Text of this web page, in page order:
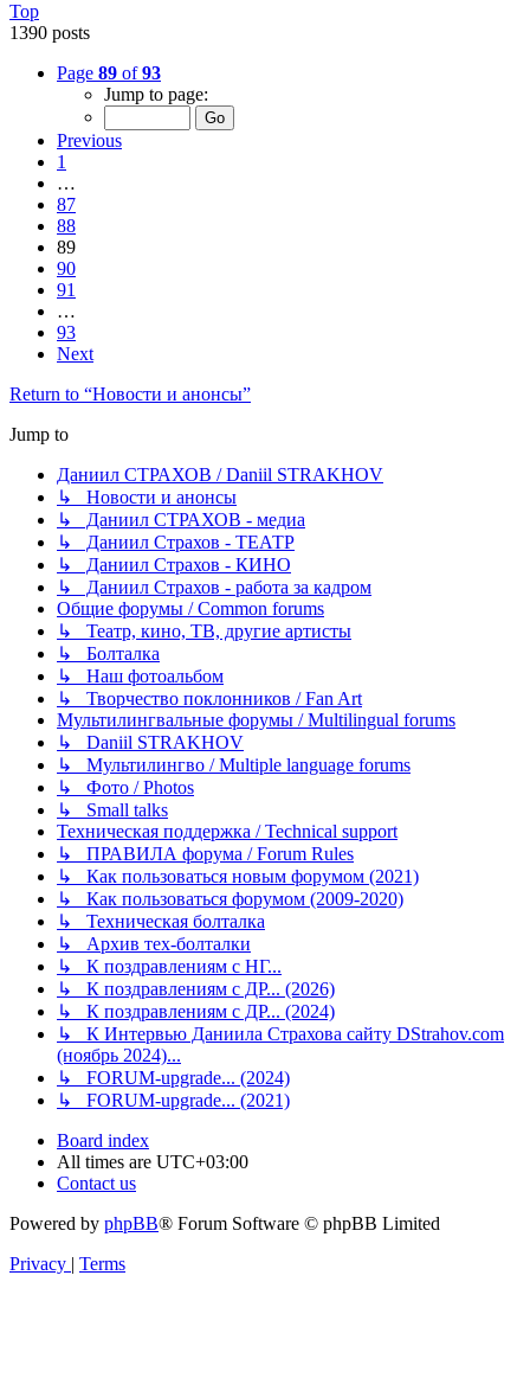
Top
1390 posts
Page 89 of93
Jump to page:
Previous
1
…
87
88
89
90
91
…
93
Next
Return to “Новости и анонсы”
Jump to
Даниил СТРАХОВ / Daniil STRAKHOV
↳ Новости и анонсы
↳ Даниил СТРАХОВ - медиа
↳ Даниил Страхов - ТЕАТР
↳ Даниил Страхов - КИНО
↳ Даниил Страхов - работа за кадром
Общие форумы / Common forums
↳ Театр, кино, ТВ, другие артисты
↳ Болталка
↳ Наш фотоальбом
↳ Творчество поклонников / Fan Art
Мультилингвальные форумы / Multilingual forums
↳ Daniil STRAKHOV
↳ Мультилингво / Multiple language forums
↳ Фото / Photos
↳ Small talks
Техническая поддержка / Technical support
↳ ПРАВИЛА форума / Forum Rules
↳ Как пользоваться новым форумом (2021)
↳ Как пользоваться форумом (2009-2020)
↳ Техническая болталка
↳ Архив тех-болталки
↳ К поздравлениям с НГ...
↳ К поздравлениям с ДР... (2026)
↳ К поздравлениям с ДР... (2024)
↳ К Интервью Даниила Страхова сайту DStrahov.com
(ноябрь 2024)...
↳ FORUM-upgrade... (2024)
↳ FORUM-upgrade... (2021)
Board index
All times are UTC+03:00
Contact us
Powered by phpBB® Forum Software © phpBB Limited
Privacy | Terms